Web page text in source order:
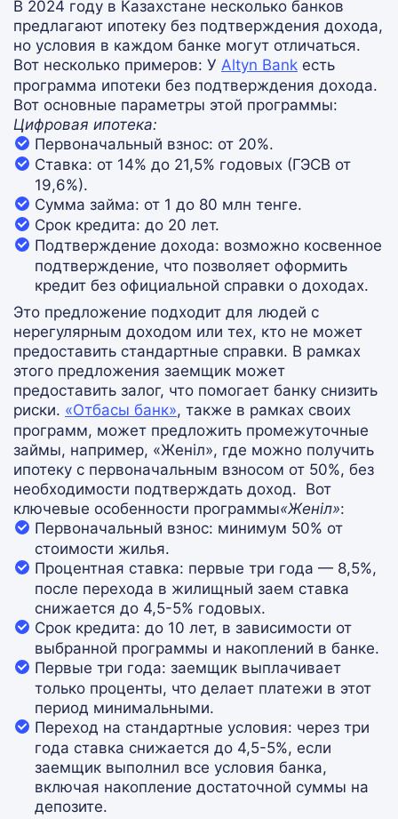
В 2024 году в Казахстане несколько банков
предлагают ипотеку без подтверждения дохода,
но условия в каждом банке могут отличаться.
Вот несколько примеров: У Altyn Bank есть
программа ипотеки без подтверждения дохода.
Вот основные параметры этой программы:
Цифровая ипотека:
Первоначальный взнос: от 20%.
Ставка: от 14% до 21,5% годовых (ГЭСВ от
19,6%).
Сумма займа: от 1 до 80 млн тенге.
Срок кредита: до 20 лет.
Подтверждение дохода: возможно косвенное
подтверждение, что позволяет оформить
кредит без официальной справки о доходах​.
Это предложение подходит для людей с
нерегулярным доходом или тех, кто не может
предоставить стандартные справки. В рамках
этого предложения заемщик может
предоставить залог, что помогает банку снизить
риски. «Отбасы банк», также в рамках своих
программ, может предложить промежуточные
займы, например, «Женіл», где можно получить
ипотеку с первоначальным взносом от 50%, без
необходимости подтверждать доход​. Вот
ключевые особенности программы«Женіл»:
Первоначальный взнос: минимум 50% от
стоимости жилья.
Процентная ставка: первые три года — 8,5%,
после перехода в жилищный заем ставка
снижается до 4,5-5% годовых.
Срок кредита: до 10 лет, в зависимости от
выбранной программы и накоплений в банке.
Первые три года: заемщик выплачивает
только проценты, что делает платежи в этот
период минимальными.
Переход на стандартные условия: через три
года ставка снижается до 4,5-5%, если
заемщик выполнил все условия банка,
включая накопление достаточной суммы на
депозите​.